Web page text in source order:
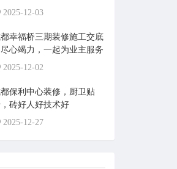
2025-12-03
幸福桥三期装修施工交底
尽心竭力，一起为业主服务
2025-12-02
保利中心装修，厨卫贴
砖好人好技术好
2025-12-27